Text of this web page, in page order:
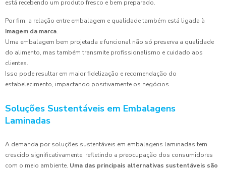
está recebendo um produto fresco e bem preparado.
Por fim, a relação entre embalagem e qualidade também está ligada à
imagem da marca.
Uma embalagem bem projetada e funcional não só preserva a qualidade
do alimento, mas também transmite profissionalismo e cuidado aos
clientes.
Isso pode resultar em maior fidelização e recomendação do
estabelecimento, impactando positivamente os negócios.
Soluções Sustentáveis em Embalagens
Laminadas
A demanda por soluções sustentáveis em embalagens laminadas tem
crescido significativamente, refletindo a preocupação dos consumidores
com o meio ambiente. Uma das principais alternativas sustentáveis são